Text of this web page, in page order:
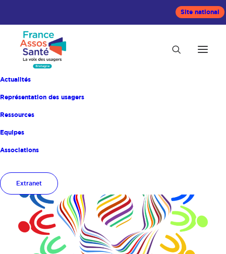
Site national
Actualités
Représentation des usagers
Ressources
Equipes
Associations
Extranet